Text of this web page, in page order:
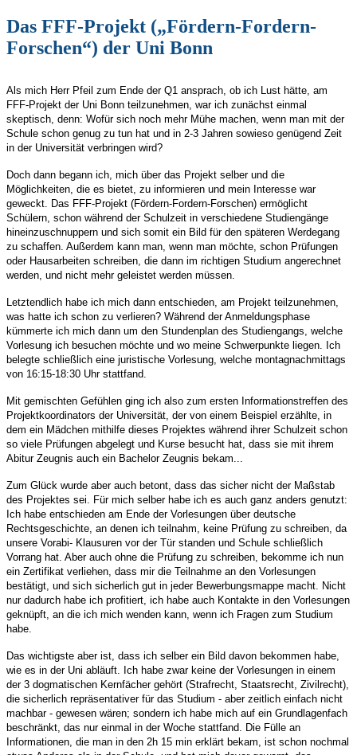
Das FFF-Projekt („Fördern-Fordern-
Forschen“) der Uni Bonn
Als mich Herr Pfeil zum Ende der Q1 ansprach, ob ich Lust hätte, am
FFF-Projekt der Uni Bonn teilzunehmen, war ich zunächst einmal
skeptisch, denn: Wofür sich noch mehr Mühe machen, wenn man mit der
Schule schon genug zu tun hat und in 2-3 Jahren sowieso genügend Zeit
in der Universität verbringen wird?
Doch dann begann ich, mich über das Projekt selber und die
Möglichkeiten, die es bietet, zu informieren und mein Interesse war
geweckt. Das FFF-Projekt (Fördern-Fordern-Forschen) ermöglicht
Schülern, schon während der Schulzeit in verschiedene Studiengänge
hineinzuschnuppern und sich somit ein Bild für den späteren Werdegang
zu schaffen. Außerdem kann man, wenn man möchte, schon Prüfungen
oder Hausarbeiten schreiben, die dann im richtigen Studium angerechnet
werden, und nicht mehr geleistet werden müssen.
Letztendlich habe ich mich dann entschieden, am Projekt teilzunehmen,
was hatte ich schon zu verlieren? Während der Anmeldungsphase
kümmerte ich mich dann um den Stundenplan des Studiengangs, welche
Vorlesung ich besuchen möchte und wo meine Schwerpunkte liegen. Ich
belegte schließlich eine juristische Vorlesung, welche montagnachmittags
von 16:15-18:30 Uhr stattfand.
Mit gemischten Gefühlen ging ich also zum ersten Informationstreffen des
Projektkoordinators der Universität, der von einem Beispiel erzählte, in
dem ein Mädchen mithilfe dieses Projektes während ihrer Schulzeit schon
so viele Prüfungen abgelegt und Kurse besucht hat, dass sie mit ihrem
Abitur Zeugnis auch ein Bachelor Zeugnis bekam...
Zum Glück wurde aber auch betont, dass das sicher nicht der Maßstab
des Projektes sei. Für mich selber habe ich es auch ganz anders genutzt:
Ich habe entschieden am Ende der Vorlesungen über deutsche
Rechtsgeschichte, an denen ich teilnahm, keine Prüfung zu schreiben, da
unsere Vorabi- Klausuren vor der Tür standen und Schule schließlich
Vorrang hat. Aber auch ohne die Prüfung zu schreiben, bekomme ich nun
ein Zertifikat verliehen, dass mir die Teilnahme an den Vorlesungen
bestätigt, und sich sicherlich gut in jeder Bewerbungsmappe macht. Nicht
nur dadurch habe ich profitiert, ich habe auch Kontakte in den Vorlesungen
geknüpft, an die ich mich wenden kann, wenn ich Fragen zum Studium
habe.
Das wichtigste aber ist, dass ich selber ein Bild davon bekommen habe,
wie es in der Uni abläuft. Ich habe zwar keine der Vorlesungen in einem
der 3 dogmatischen Kernfächer gehört (Strafrecht, Staatsrecht, Zivilrecht),
die sicherlich repräsentativer für das Studium - aber zeitlich einfach nicht
machbar - gewesen wären; sondern ich habe mich auf ein Grundlagenfach
beschränkt, das nur einmal in der Woche stattfand. Die Fülle an
Informationen, die man in den 2h 15 min erklärt bekam, ist schon nochmal